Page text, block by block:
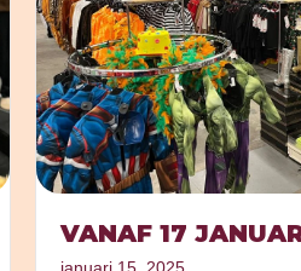
VANAF 17